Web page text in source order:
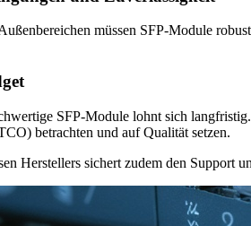
müssen SFP-Module
SFP-Module lohnt sich
betrachten und auf Qualität setzen.
Herstellers sichert zudem den Support